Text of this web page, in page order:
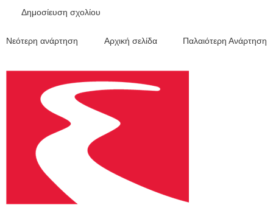
Δημοσίευση σχολίου
Νεότερη ανάρτηση Παλαιότερη Ανάρτηση
Αρχική σελίδα